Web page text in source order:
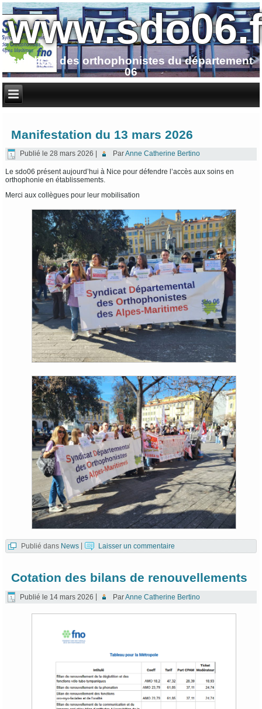
Syndicat des orthophonistes du département
06
Manifestation du 13 mars 2026
Publié le 28 mars 2026 ParAnne Catherine Bertino
Le sdo06 présent aujourd’hui à Nice pour défendre l’accès aux soins en
orthophonie en établissements.
Merci aux collègues pour leur mobilisation
Publié dans News Laisser un commentaire
Cotation des bilans de renouvellements
Publié le 14 mars 2026 ParAnne Catherine Bertino